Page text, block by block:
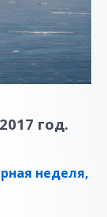
год.
неделя,